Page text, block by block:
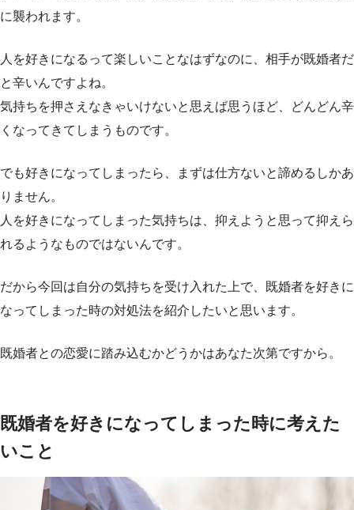
に襲われます。
人を好きになるって楽しいことなはずなのに、相手が既婚者だ
と辛いんですよね。
気持ちを押さえなきゃいけないと思えば思うほど、どんどん辛
くなってきてしまうものです。
でも好きになってしまったら、まずは仕方ないと諦めるしかあ
りません。
人を好きになってしまった気持ちは、抑えようと思って抑えら
れるようなものではないんです。
だから今回は自分の気持ちを受け入れた上で、既婚者を好きに
なってしまった時の対処法を紹介したいと思います。
既婚者との恋愛に踏み込むかどうかはあなた次第ですから。
既婚者を好きになってしまった時に考えた
いこと